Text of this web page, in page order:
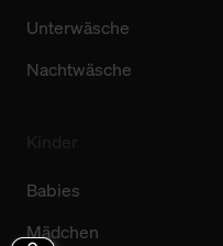
Unterwäsche
Nachtwäsche
Babies
Mädchen